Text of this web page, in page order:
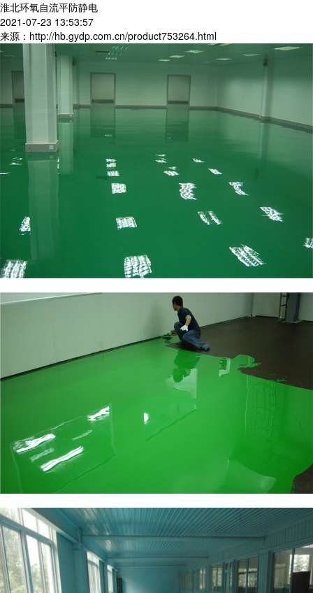
淮北环氧自流平防静电
2021-07-23 13:53:57
来源：http://hb.gydp.com.cn/product753264.html